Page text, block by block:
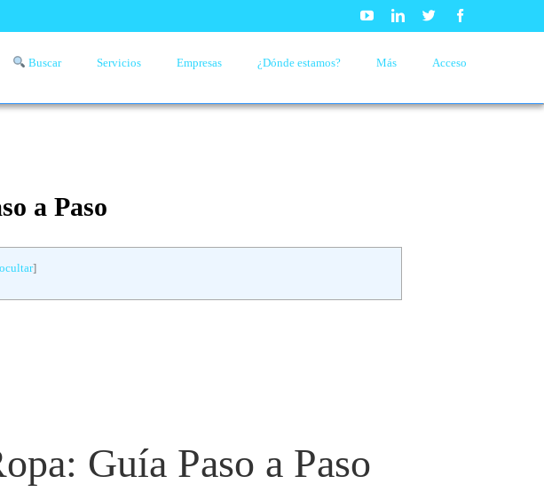
YoutubeLinkedinTwitter
Buscar Servicios Empresas ¿Dónde estamos? Más Acceso
a Paso
ocultar]
Guía Paso a Paso